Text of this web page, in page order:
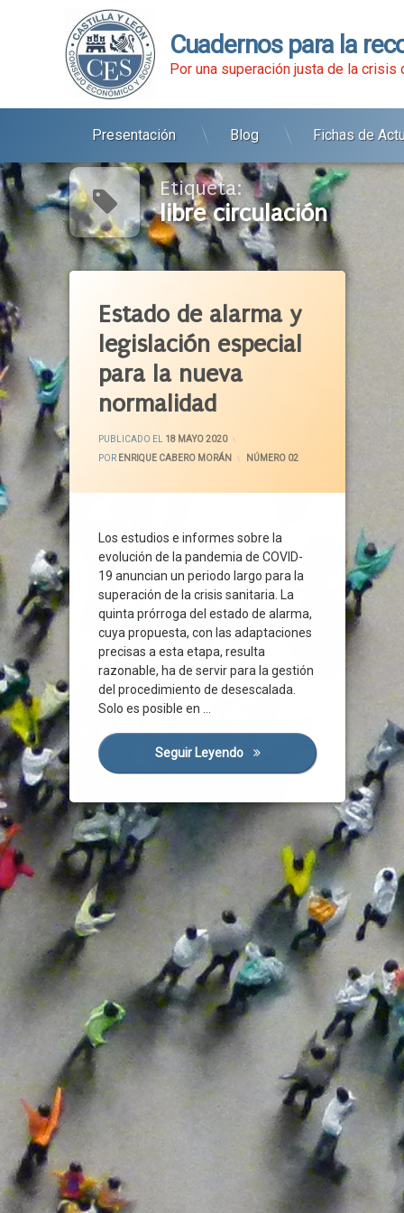
contenido
Cuadernos para la
Por una superación justa de la crisis
Presentación Blog Fichas de
Etiqueta:
libre circulación
Estado de alarma y
legislación especial
para la nueva
normalidad
PUBLICADO EL 18 MAYO 2020
POR ENRIQUE CABERO MORÁN CATEGORÍAS:
NÚMERO 02
Los estudios e informes sobre la
evolución de la pandemia de COVID-
19 anuncian un periodo largo para la
superación de la crisis sanitaria. La
quinta prórroga del estado de alarma,
cuya propuesta, con las adaptaciones
precisas a esta etapa, resulta
razonable, ha de servir para la gestión
del procedimiento de desescalada.
Solo es posible en …
Seguir Leyendo Estado De Alarma Y
Acuerdo Social
Castilla Y León
CCAA
CEPYME
Confinamiento
Crisis Sanitaria
Derechos
Desescalada
Distanciamiento Social
Emergencia Sanitaria
Empleo
Empresas
Estado De Alarma
Gobierno
Higiene
Legislación
Ley Orgánica
Libre Circulación
Medidas
Movilidad
Normativa
Nueva Normalidad
Organizaciones Empresariales
Organizaciones Sindicales
Plan
Prevención
Prórroga
Reactivación
Sistema De Salud
Tejido Empresarial